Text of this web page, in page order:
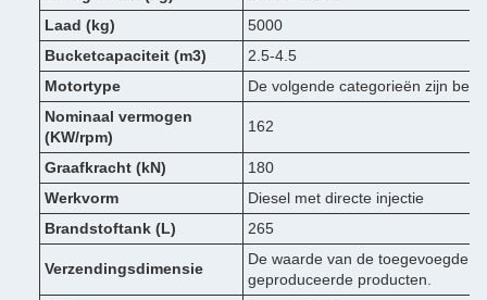
Laad (kg)
5000
Bucketcapaciteit (m3)
2.5-4.5
Motortype
De volgende categorieën zijn
Nominaal vermogen
(KW/rpm)
162
Graafkracht (kN)
180
Werkvorm
Diesel met directe injectie
Brandstoftank (L)
265
Verzendingsdimensie
De waarde van de toegevoegde
geproduceerde producten.